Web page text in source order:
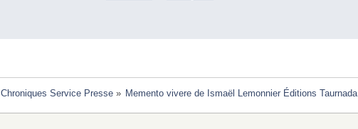
Chroniques Service Presse» Memento vivere de Ismaël Lemonnier Éditions Taurnada